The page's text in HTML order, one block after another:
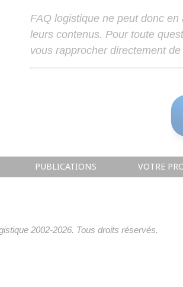
FAQ logistique ne peut donc
leurs contenus. Pour toute
vous rapprocher directement
PUBLICATIONS VOTRE
2002-2026. Tous droits réservés.